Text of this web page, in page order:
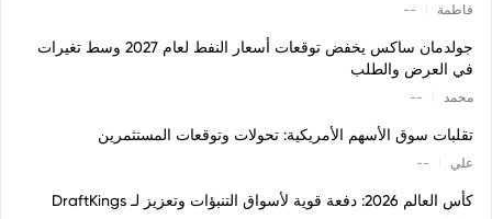
فاطمة --
جولدمان ساكس يخفض توقعات أسعار النفط لعام 2027 وسط تغيرات
في العرض والطلب
محمد --
تقلبات سوق الأسهم الأمريكية: تحولات وتوقعات المستثمرين
علي --
كأس العالم 2026: دفعة قوية لأسواق التنبؤات وتعزيز لـ DraftKings